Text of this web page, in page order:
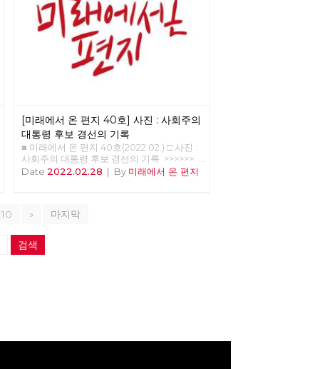
[미래에서 온 편지 40호] 사진 : 사회주의
대통령 후보 경선의 기록
■ 미래에서 온 편지 40호(2022.02.) □ 사진 :
사회주의 대통령 후보 경선의 기록 >>>>>>
업로드 준비중 <<<<<<
Date 2022.02.28 | By 미래에서 온 편지
10 » 마지막
검색